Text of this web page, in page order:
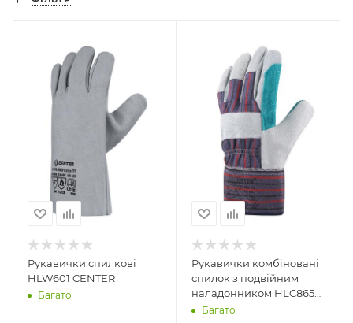
Рукавички спилкові
HLW601 CENTER
Багато
Рукавички комбіновані
спилок з подвійним
наладонником HLC865
CENTER
Багато